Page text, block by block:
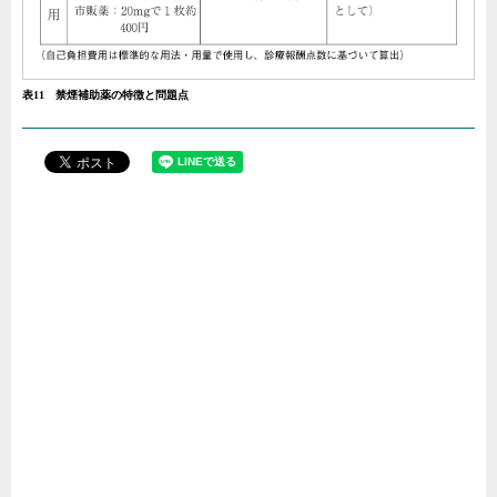
表11 禁煙補助薬の特徴と問題点